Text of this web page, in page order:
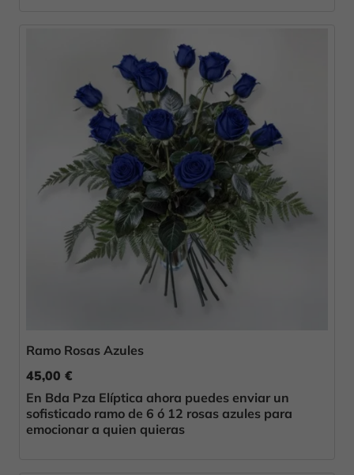
Ramo Rosas Azules
45,00 €
En Bda Pza Elíptica ahora puedes enviar un
sofisticado ramo de 6 ó 12 rosas azules para
emocionar a quien quieras